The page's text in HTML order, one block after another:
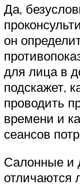
Да,
он
для лица в
подскажет,
проводить
времени и
сеансов
Салонные и